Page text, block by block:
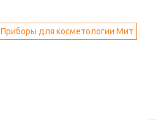
Приборы для косметологии Мит